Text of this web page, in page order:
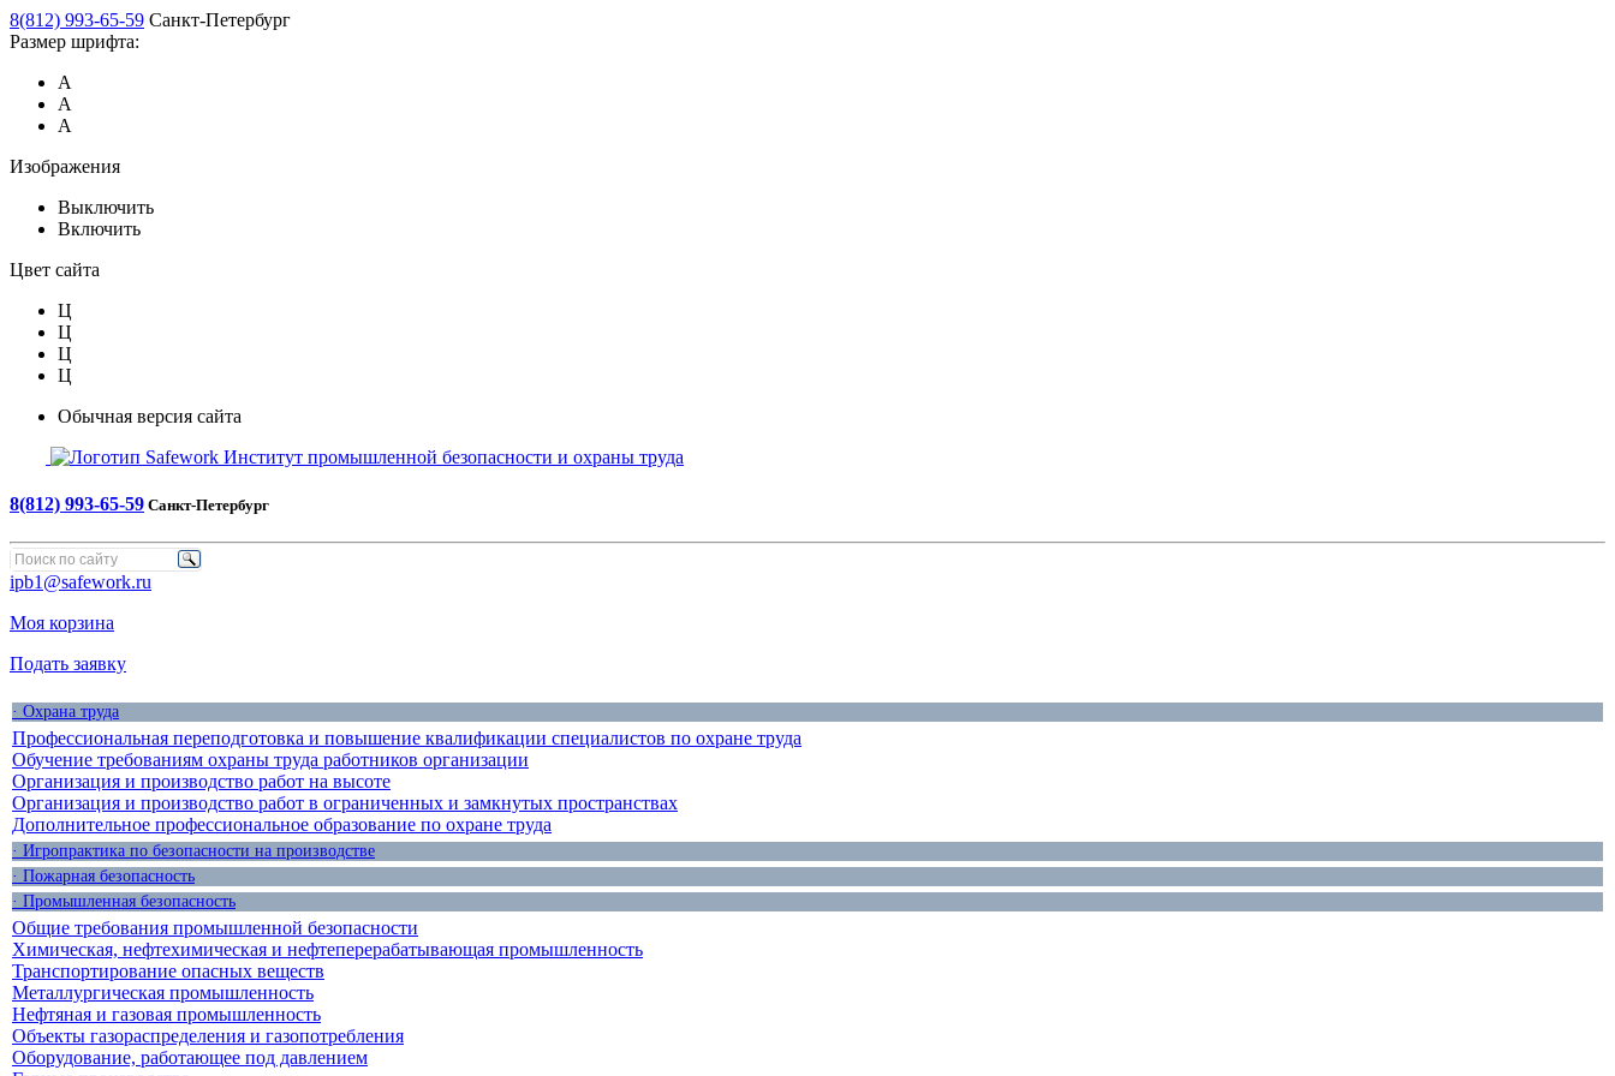
8(812) 993-65-59 Санкт-Петербург
Размер шрифта:
А
А
А
Изображения
Выключить
Включить
Цвет сайта
Ц
Ц
Ц
Ц
Обычная версия сайта
Safework Институт промышленной безопасности и охраны труда
8(812) 993-65-59 Санкт-Петербург
ipb1@safework.ru
Моя корзина
Подать заявку
· Охрана труда
Профессиональная переподготовка и повышение квалификации специалистов по охране труда
Обучение требованиям охраны труда работников организации
Организация и производство работ на высоте
Организация и производство работ в ограниченных и замкнутых пространствах
Дополнительное профессиональное образование по охране труда
· Игропрактика по безопасности на производстве
· Пожарная безопасность
· Промышленная безопасность
Общие требования промышленной безопасности
Химическая, нефтехимическая и нефтеперерабатывающая промышленность
Транспортирование опасных веществ
Металлургическая промышленность
Нефтяная и газовая промышленность
Объекты газораспределения и газопотребления
Оборудование, работающее под давлением